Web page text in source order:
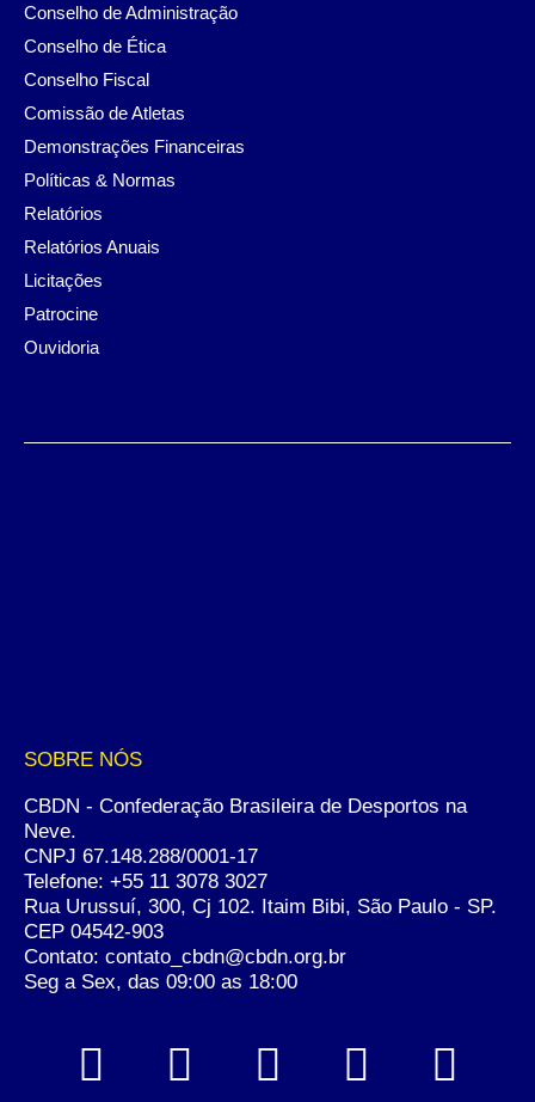
Conselho de Administração
Conselho de Ética
Conselho Fiscal
Comissão de Atletas
Demonstrações Financeiras
Políticas & Normas
Relatórios
Relatórios Anuais
Licitações
Patrocine
Ouvidoria
SOBRE NÓS
CBDN - Confederação Brasileira de Desportos na
Neve.
CNPJ 67.148.288/0001-17
Telefone: +55 11 3078 3027
Rua Urussuí, 300, Cj 102. Itaim Bibi, São Paulo - SP.
CEP 04542-903
Contato: contato_cbdn@cbdn.org.br
Seg a Sex, das 09:00 as 18:00